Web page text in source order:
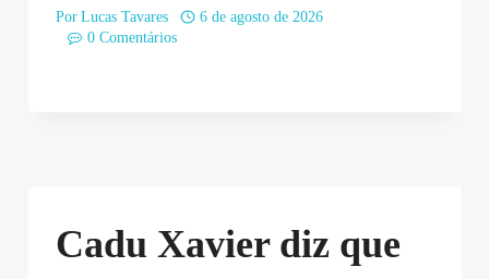
Por Lucas Tavares
6 de agosto de 2026
0 Comentários
Cadu Xavier diz que